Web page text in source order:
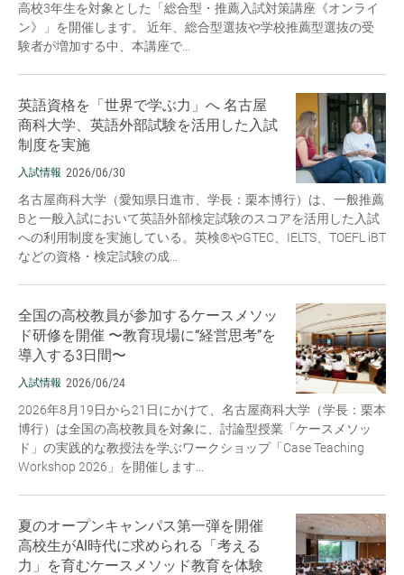
高校3年生を対象とした「総合型・推薦入試対策講座《オンライ
ン》」を開催します。 近年、総合型選抜や学校推薦型選抜の受
験者が増加する中、本講座で...
英語資格を「世界で学ぶ力」へ 名古屋
商科大学、英語外部試験を活用した入試
制度を実施
入試情報 2026/06/30
名古屋商科大学（愛知県日進市、学長：栗本博行）は、一般推薦
Bと一般入試において英語外部検定試験のスコアを活用した入試
への利用制度を実施している。英検®やGTEC、IELTS、TOEFL iBT
などの資格・検定試験の成...
全国の高校教員が参加するケースメソッ
ド研修を開催 〜教育現場に“経営思考”を
導入する3日間〜
入試情報 2026/06/24
2026年8月19日から21日にかけて、名古屋商科大学（学長：栗本
博行）は全国の高校教員を対象に、討論型授業「ケースメソッ
ド」の実践的な教授法を学ぶワークショップ「Case Teaching
Workshop 2026」を開催します...
夏のオープンキャンパス第一弾を開催
高校生がAI時代に求められる「考える
力」を育むケースメソッド教育を体験